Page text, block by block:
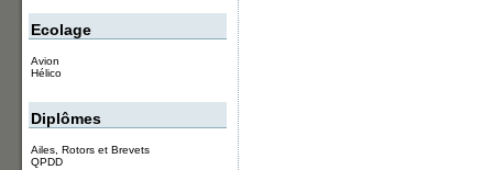
Ecolage
Avion
Hélico
Diplômes
Ailes, Rotors et Brevets
QPDD